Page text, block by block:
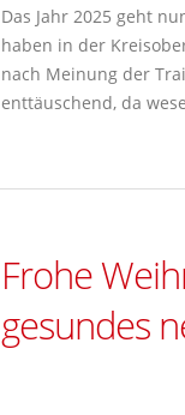
Das Jahr 2025 geht
haben in der
nach Meinung der
enttäuschend, da
Frohe
gesundes